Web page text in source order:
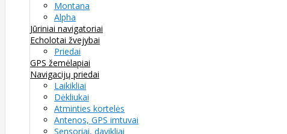
Montana
Alpha
Jūriniai navigatoriai
Echolotai žvejybai
Priedai
GPS žemėlapiai
Navigacijų priedai
Laikikliai
Dėkliukai
Atminties kortelės
Antenos, GPS imtuvai
Sensoriai, davikliai